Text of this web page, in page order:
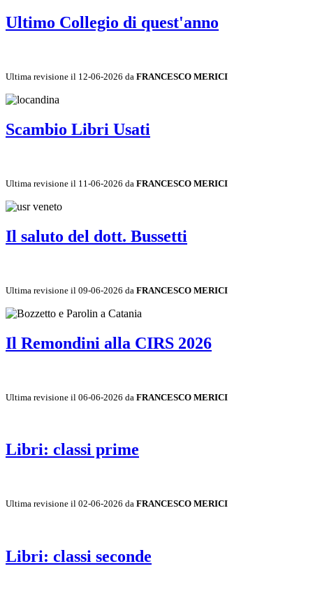
Ultimo Collegio di quest'anno
Ultima revisione il 12-06-2026 da FRANCESCO MERICI
Scambio Libri Usati
Ultima revisione il 11-06-2026 da FRANCESCO MERICI
Il saluto del dott. Bussetti
Ultima revisione il 09-06-2026 da FRANCESCO MERICI
Il Remondini alla CIRS 2026
Ultima revisione il 06-06-2026 da FRANCESCO MERICI
Libri: classi prime
Ultima revisione il 02-06-2026 da FRANCESCO MERICI
Libri: classi seconde